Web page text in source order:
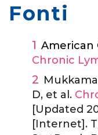
Fonti
American
Chronic
D, et al.
[Updated
[Internet].